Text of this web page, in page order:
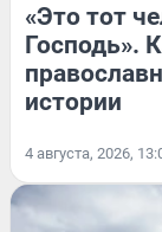
«Это тот
Господь».
истории
4 августа, 2026,